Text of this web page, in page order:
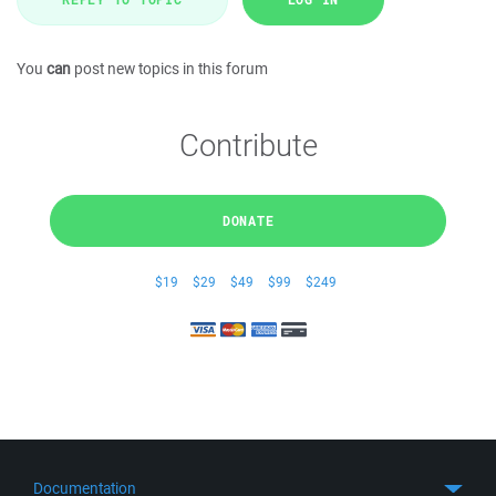
You can post new topics in this forum
Contribute
DONATE
$19 $29 $49 $99 $249
Documentation